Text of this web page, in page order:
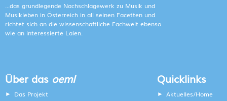
...das grundlegende Nachschlagewerk zu Musik und
Musikleben in Österreich in all seinen Facetten und
richtet sich an die wissenschaftliche Fachwelt ebenso
wie an interessierte Laien.
Über das oeml
Das Projekt
Quicklinks
Aktuelles/Home